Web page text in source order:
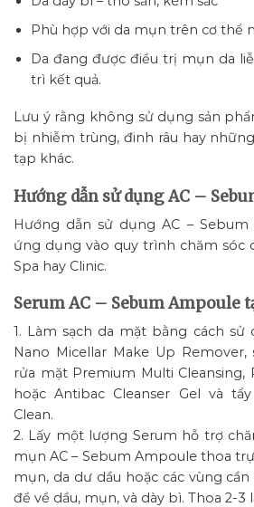
Phù hợp với da mụn trên cơ thể
Da đang được điều trị mụn da
trì kết quả.
Lưu ý rằng không sử dụng sản
bị nhiễm trùng, đinh râu hay
tạp khác.
Hướng dẫn sử dụng AC –
Hướng dẫn sử dụng AC –
ứng dụng vào quy trình chăm sóc
Spa hay Clinic.
Serum AC – Sebum Ampoule
1. Làm sạch da mặt bằng cách sử
Nano Micellar Make Up
rửa mặt Premium Multi Cleansing,
hoặc Antibac Cleanser Gel và
Clean.
2. Lấy một lượng Serum hỗ trợ
mụn AC – Sebum Ampoule thoa
mụn, da dư dầu hoặc các vùng
đề về dầu, mụn, và dày bì. Thoa 2-3